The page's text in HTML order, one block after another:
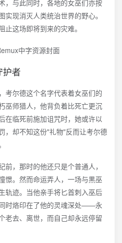
，与此同时，各地的女巫们亦按
现消灭人类统治世界的野心。
这场即将到来的灾难。
护者
考尔德这个名字代表着女巫们的
巫师猎人，他背负着比死亡更沉
临死前施加诅咒时，她或许以
，却不知这份"礼物"反而让考尔德
，那时的他还只是个普通人，
憬。然而命运弄人，一场与黒巫
轨迹。当他亲手将匕首刺入巫后
时烙印在了他的灵魂深处——永
老去、离世，而自己却永远停留